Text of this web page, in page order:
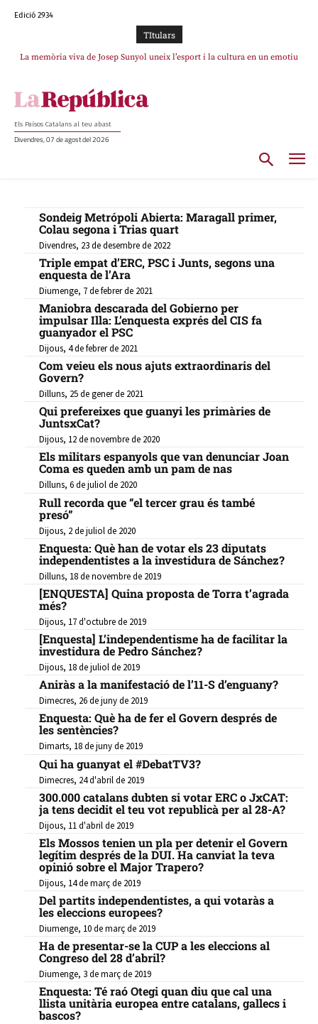
Edició 2934
TItulars
La memòria viva de Josep Sunyol uneix l’esport i la cultura en un emotiu
Els Països Catalans al teu abast
Divendres, 07 de agost del 2026
Sondeig Metrópoli Abierta: Maragall primer,
Colau segona i Trias quart
Divendres, 23 de desembre de 2022
Triple empat d’ERC, PSC i Junts, segons una
enquesta de l’Ara
Diumenge, 7 de febrer de 2021
Maniobra descarada del Gobierno per
impulsar Illa: L’enquesta exprés del CIS fa
guanyador el PSC
Dijous, 4 de febrer de 2021
Com veieu els nous ajuts extraordinaris del
Govern?
Dilluns, 25 de gener de 2021
Qui prefereixes que guanyi les primàries de
JuntsxCat?
Dijous, 12 de novembre de 2020
Els militars espanyols que van denunciar Joan
Coma es queden amb un pam de nas
Dilluns, 6 de juliol de 2020
Rull recorda que “el tercer grau és també
presó”
Dijous, 2 de juliol de 2020
Enquesta: Què han de votar els 23 diputats
independentistes a la investidura de Sánchez?
Dilluns, 18 de novembre de 2019
[ENQUESTA] Quina proposta de Torra t’agrada
més?
Dijous, 17 d'octubre de 2019
[Enquesta] L’independentisme ha de facilitar la
investidura de Pedro Sánchez?
Dijous, 18 de juliol de 2019
Aniràs a la manifestació de l’11-S d’enguany?
Dimecres, 26 de juny de 2019
Enquesta: Què ha de fer el Govern després de
les sentències?
Dimarts, 18 de juny de 2019
Qui ha guanyat el #DebatTV3?
Dimecres, 24 d'abril de 2019
300.000 catalans dubten si votar ERC o JxCAT:
ja tens decidit el teu vot republicà per al 28-A?
Dijous, 11 d'abril de 2019
Els Mossos tenien un pla per detenir el Govern
legítim després de la DUI. Ha canviat la teva
opinió sobre el Major Trapero?
Dijous, 14 de març de 2019
Del partits independentistes, a qui votaràs a
les eleccions europees?
Diumenge, 10 de març de 2019
Ha de presentar-se la CUP a les eleccions al
Congreso del 28 d’abril?
Diumenge, 3 de març de 2019
Enquesta: Té raó Otegi quan diu que cal una
llista unitària europea entre catalans, gallecs i
bascos?